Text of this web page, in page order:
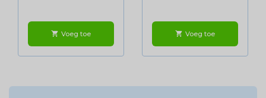
shopping_cart Voeg toe shopping_cart Voeg toe